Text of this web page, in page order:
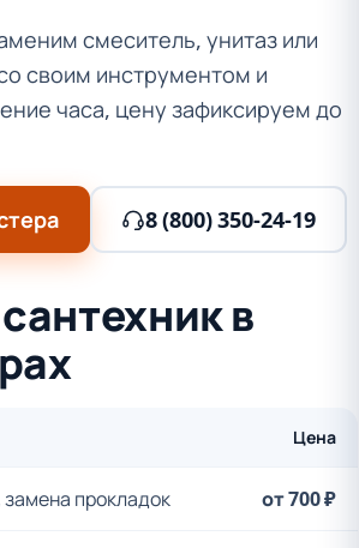
смеситель, унитаз или
своим инструментом и
часа, цену зафиксируем до
8 (800) 350-24-19
в
Цена
прокладок от 700 ₽